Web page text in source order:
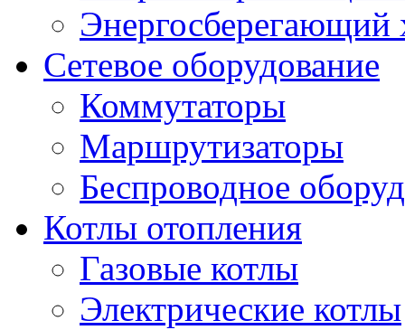
Энергосберегающий
Сетевое оборудование
Коммутаторы
Маршрутизаторы
Беспроводное
Котлы отопления
Газовые котлы
Электрические котлы